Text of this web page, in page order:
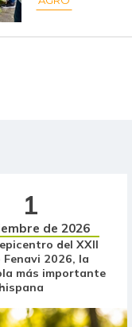
$ 16.062,50
$ 33.347,14
$ 33.852,00
1
de 2026
del XXII
Fenavi 2026, la
más importante